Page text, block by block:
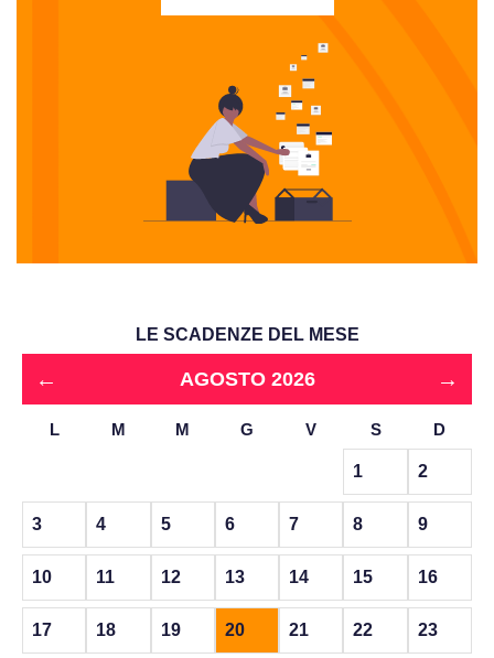
LE SCADENZE DEL MESE
← AGOSTO 2026 →
L M M G V S D
1 2
3 4 5 6 7 8 9
10 11 12 13 14 15 16
17 18 19 20 21 22 23